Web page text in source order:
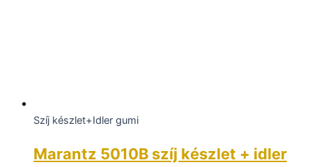
Szíj készlet+Idler gumi
Marantz 5010B szíj készlet + idler